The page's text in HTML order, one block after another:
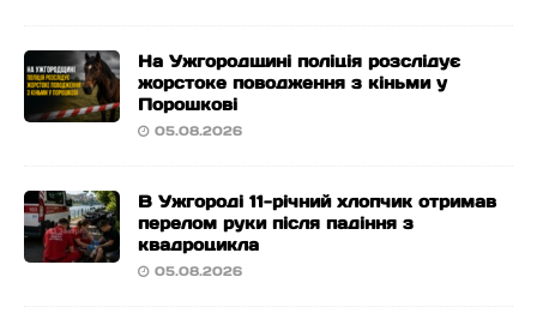
На Ужгородщині поліція розслідує
жорстоке поводження з кіньми у
Порошкові
05.08.2026
В Ужгороді 11-річний хлопчик отримав
перелом руки після падіння з
квадроцикла
05.08.2026